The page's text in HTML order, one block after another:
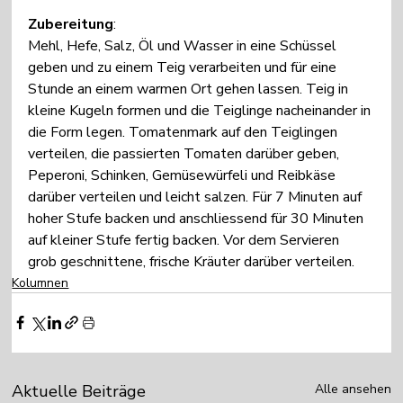
Zubereitung:
Mehl, Hefe, Salz, Öl und Wasser in eine Schüssel
geben und zu einem Teig verarbeiten und für eine
Stunde an einem warmen Ort gehen lassen. Teig in
kleine Kugeln formen und die Teiglinge nacheinander in
die Form legen. Tomatenmark auf den Teiglingen
verteilen, die passierten Tomaten darüber geben,
Peperoni, Schinken, Gemüsewürfeli und Reibkäse
darüber verteilen und leicht salzen. Für 7 Minuten auf
hoher Stufe backen und anschliessend für 30 Minuten
auf kleiner Stufe fertig backen. Vor dem Servieren
grob geschnittene, frische Kräuter darüber verteilen.
Kolumnen
Aktuelle Beiträge Alle ansehen